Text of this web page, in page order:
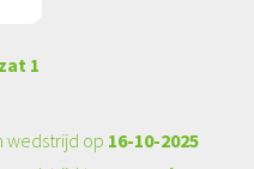
1
wedstrijd op 16-10-2025